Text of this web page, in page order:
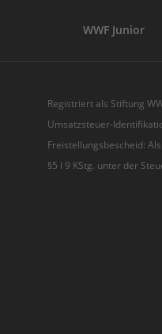
WWF Junior
Registriert als Stiftung
Umsatzsteuer-
Freistellungsbescheid:
§5 I 9 KStg. unter der